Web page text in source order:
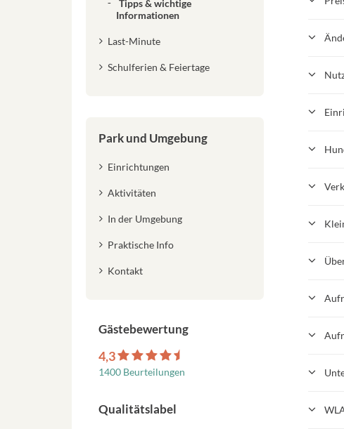
Tipps & wichtige
Informationen
Last-Minute
Schulferien & Feiertage
Park und Umgebung
Einrichtungen
Aktivitäten
In der Umgebung
Praktische Info
Kontakt
Gästebewertung
4,3
1400 Beurteilungen
Qualitätslabel